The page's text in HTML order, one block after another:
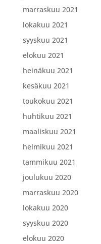
marraskuu 2021
lokakuu 2021
syyskuu 2021
elokuu 2021
heinäkuu 2021
kesäkuu 2021
toukokuu 2021
huhtikuu 2021
maaliskuu 2021
helmikuu 2021
tammikuu 2021
joulukuu 2020
marraskuu 2020
lokakuu 2020
syyskuu 2020
elokuu 2020